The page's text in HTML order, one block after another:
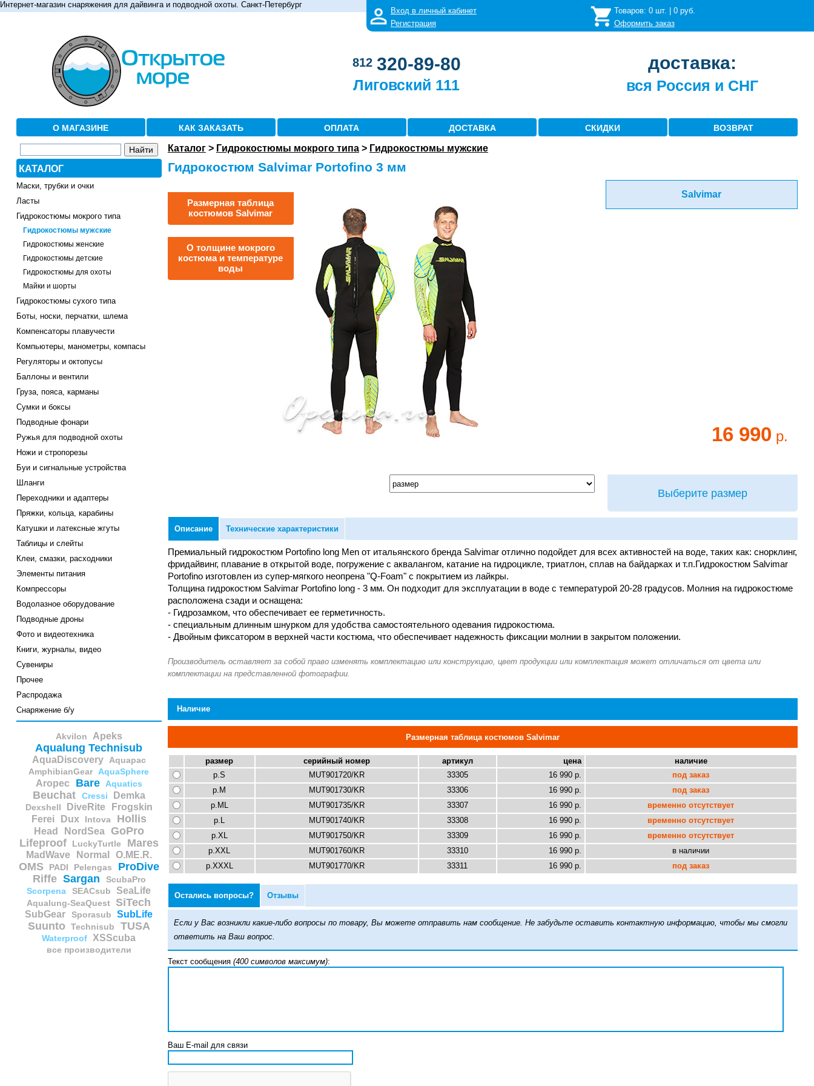
Интернет-магазин снаряжения для дайвинга и подводной охоты. Санкт-Петербург
Вход в личный кабинет
Регистрация
Товаров: 0шт. | 0руб.
Оформить заказ
812 320-89-80
Лиговский 111
доставка:
вся Россия и СНГ
О МАГАЗИНЕ КАК ЗАКАЗАТЬ ОПЛАТА ДОСТАВКА СКИДКИ ВОЗВРАТ
КАТАЛОГ
Маски, трубки и очки
Ласты
Гидрокостюмы мокрого типа
Гидрокостюмы мужские
Гидрокостюмы женские
Гидрокостюмы детские
Гидрокостюмы для охоты
Майки и шорты
Гидрокостюмы сухого типа
Боты, носки, перчатки, шлема
Компенсаторы плавучести
Компьютеры, манометры, компасы
Регуляторы и октопусы
Баллоны и вентили
Груза, пояса, карманы
Сумки и боксы
Подводные фонари
Ружья для подводной охоты
Ножи и стропорезы
Буи и сигнальные устройства
Шланги
Переходники и адаптеры
Пряжки, кольца, карабины
Катушки и латексные жгуты
Таблицы и слейты
Клеи, смазки, расходники
Элементы питания
Компрессоры
Водолазное оборудование
Подводные дроны
Фото и видеотехника
Книги, журналы, видео
Сувениры
Прочее
Распродажа
Снаряжение б/у
Akvilon Apeks
Aqualung Technisub
AquaDiscovery Aquapac
AmphibianGear AquaSphere
Aropec Bare Aquatics
Beuchat Cressi Demka
Dexshell DiveRite
Frogskin
Ferei
Dux Intova Hollis
Head NordSea
GoPro
Lifeproof
LuckyTurtle Mares
MadWave Normal O.ME.R.
OMS PADI Pelengas
ProDive
Riffe Sargan
ScubaPro
Scorpena
SEACsub SeaLife
Aqualung-SeaQuest SiTech
SubGear Sporasub SubLife
Suunto Technisub TUSA
Waterproof XSScuba
все производители
Каталог> Гидрокостюмы мокрого типа> Гидрокостюмы мужские
Гидрокостюм Salvimar Portofino 3 мм
Размерная таблица
костюмов Salvimar
О толщине мокрого
костюма и температуре
воды
Salvimar
16 990 р.
Выберите размер
Описание Технические характеристики
Премиальный гидрокостюм Portofino long Men от итальянского бренда Salvimar отлично подойдет для всех активностей на воде, таких как: снорклинг,
фридайвинг, плавание в открытой воде, погружение с аквалангом, катание на гидроцикле, триатлон, сплав на байдарках и т.п.Гидрокостюм Salvimar
Portofino изготовлен из супер-мягкого неопрена "Q-Foam" с покрытием из лайкры.
Толщина гидрокостюм Salvimar Portofino long - 3 мм. Он подходит для эксплуатации в воде с температурой 20-28 градусов. Молния на гидрокостюме
расположена сзади и оснащена:
- Гидрозамком, что обеспечивает ее герметичность.
- специальным длинным шнурком для удобства самостоятельного одевания гидрокостюма.
- Двойным фиксатором в верхней части костюма, что обеспечивает надежность фиксации молнии в закрытом положении.
Наличие
Размерная таблица костюмов Salvimar
размер серийный номер артикул цена
наличие
р.S
MUT901720/KR 33305 16 990 р.
под заказ
р.M
MUT901730/KR 33306 16 990 р.
под заказ
р.ML
MUT901735/KR 33307 16 990 р.
временно отсутствует
р.L
MUT901740/KR 33308 16 990 р.
временно отсутствует
р.XL
MUT901750/KR 33309 16 990 р.
временно отсутствует
р.XXL
MUT901760/KR 33310 16 990 р.
в наличии
р.XXXL
MUT901770/KR 33311 16 990 р. под заказ
Остались вопросы? Отзывы
Если у Вас возникли какие-либо вопросы по товару, Вы можете отправить нам сообщение. Не забудьте оставить контактную информацию, чтобы мы смогли
ответить на Ваш вопрос.
Текст сообщения (400 символов максимум):
Ваш E-mail для связи